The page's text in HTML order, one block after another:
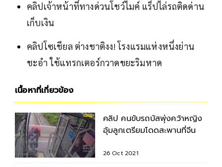
คลิปเจ้าหน้าที่ทางด่วนโชว์ไมค์ แร็ปไล่รถติดด่าน
เก็บเงิน
คลิปโซเชียล ต่างชาติงง! โรงแรมแห่งหนึ่งย่าน
ชะอำ ใช้แทรกเตอร์กวาดขยะริมหาด
เนื้อหาที่เกี่ยวข้อง
คลิป คนขับรถบัสพุ่งคว้าหญิง
อุ้มลูกเตรียมโดดสะพานที่จีน
26 Oct 2021